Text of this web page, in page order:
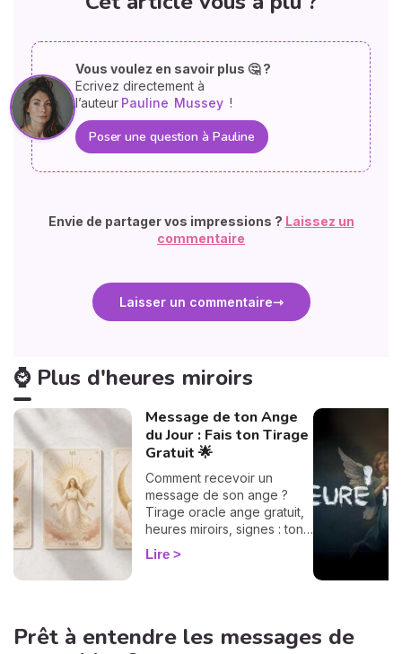
Vous voulez en savoir plus 🤔 ?
Ecrivez directement à
l’auteur Pauline Mussey !
Poser une question à Pauline
Envie de partager vos impressions ? Laissez un
commentaire
Laisser un commentaire
⌚ Plus d'heures miroirs
Message de ton Ange
du Jour : Fais ton Tirage
Gratuit 🌟
Comment recevoir un
message de son ange ?
Tirage oracle ange gratuit,
heures miroirs, signes : ton
guide flash pour décoder ta
guidance du jour.
Lire
Prêt à entendre les messages de